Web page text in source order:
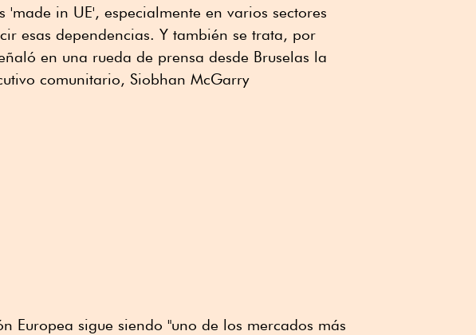
in UE', especialmente en varios sectores
esas dependencias. Y también se trata, por
en una rueda de prensa desde Bruselas la
comunitario, Siobhan McGarry
Europea sigue siendo "uno de los mercados más